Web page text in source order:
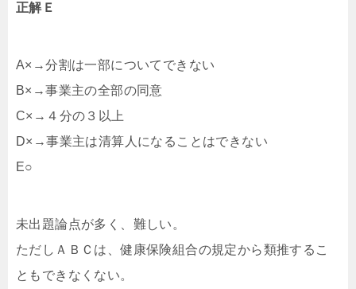
正解Ｅ
A×→分割は一部についてできない
B×→事業主の全部の同意
C×→４分の３以上
D×→事業主は清算人になることはできない
E○
未出題論点が多く、難しい。
ただしＡＢＣは、健康保険組合の規定から類推するこ
ともできなくない。